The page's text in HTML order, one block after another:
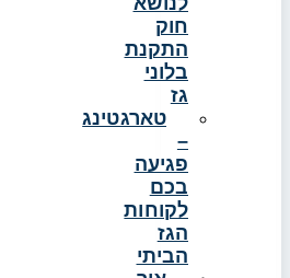
חוק
התקנת
בלוני
גז
טארגטינג
–
פגיעה
בכם
לקוחות
הגז
הביתי